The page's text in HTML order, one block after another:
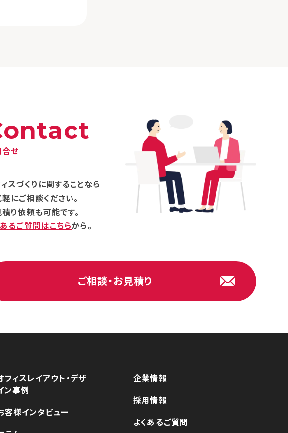
合せ
スづくりに関することなら
にご相談ください。
積り依頼も可能です。
あるご質問はこちらから。
ご相談・お見積り
フィスレイアウト・デザ
ン事例
客様インタビュー
企業情報
採用情報
よくあるご質問